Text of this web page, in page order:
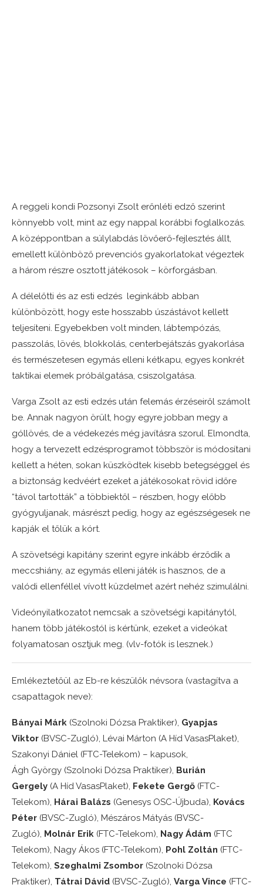
A reggeli kondi Pozsonyi Zsolt erőnléti edző szerint
könnyebb volt, mint az egy nappal korábbi foglalkozás.
A középpontban a súlylabdás lövőerő-fejlesztés állt,
emellett különböző prevenciós gyakorlatokat végeztek
a három részre osztott játékosok – körforgásban.
A délelőtti és az esti edzés leginkább abban
különbözött, hogy este hosszabb úszástávot kellett
teljesíteni. Egyebekben volt minden, lábtempózás,
passzolás, lövés, blokkolás, centerbejátszás gyakorlása
és természetesen egymás elleni kétkapu, egyes konkrét
taktikai elemek próbálgatása, csiszolgatása.
Varga Zsolt az esti edzés után felemás érzéseiről számolt
be. Annak nagyon örült, hogy egyre jobban megy a
góllövés, de a védekezés még javításra szorul. Elmondta,
hogy a tervezett edzésprogramot többször is módosítani
kellett a héten, sokan küszködtek kisebb betegséggel és
a biztonság kedvéért ezeket a játékosokat rövid időre
“távol tartották” a többiektől – részben, hogy előbb
gyógyuljanak, másrészt pedig, hogy az egészségesek ne
kapják el tőlük a kórt.
A szövetségi kapitány szerint egyre inkább érződik a
meccshiány, az egymás elleni játék is hasznos, de a
valódi ellenféllel vívott küzdelmet azért nehéz szimulálni.
Videónyilatkozatot nemcsak a szövetségi kapitánytól,
hanem több játékostól is kértünk, ezeket a videókat
folyamatosan osztjuk meg. (vlv-fotók is lesznek.)
Emlékeztetőül az Eb-re készülők névsora (vastagítva a
csapattagok neve):
Bányai Márk (Szolnoki Dózsa Praktiker), Gyapjas
Viktor (BVSC-Zugló), Lévai Márton (A Híd VasasPlaket),
Szakonyi Dániel (FTC-Telekom) – kapusok,
Ágh György (Szolnoki Dózsa Praktiker), Burián
Gergely (A Híd VasasPlaket), Fekete Gergő (FTC-
Telekom), Hárai Balázs (Genesys OSC-Újbuda), Kovács
Péter (BVSC-Zugló), Mészáros Mátyás (BVSC-
Zugló), Molnár Erik (FTC-Telekom), Nagy Ádám (FTC
Telekom), Nagy Ákos (FTC-Telekom), Pohl Zoltán (FTC-
Telekom), Szeghalmi Zsombor (Szolnoki Dózsa
Praktiker), Tátrai Dávid (BVSC-Zugló), Varga Vince (FTC-